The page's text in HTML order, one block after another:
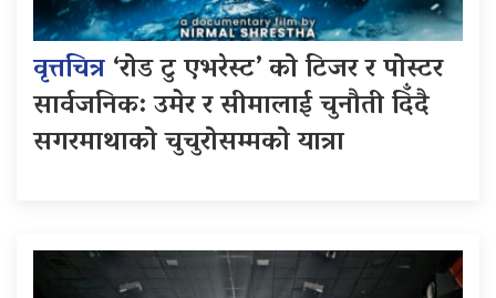
वृत्तचित्र‘रोड टु एभरेस्ट’ को टिजर र पोस्टर
सार्वजनिक: उमेर र सीमालाई चुनौती दिँदै
सगरमाथाको चुचुरोसम्मको यात्रा